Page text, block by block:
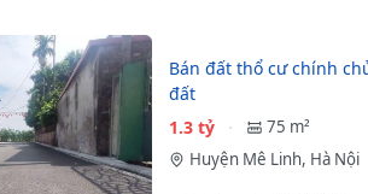
Bán đất thổ cư chính
đất
1.3 tỷ
75 m²
Huyện Mê Linh, Hà Nội